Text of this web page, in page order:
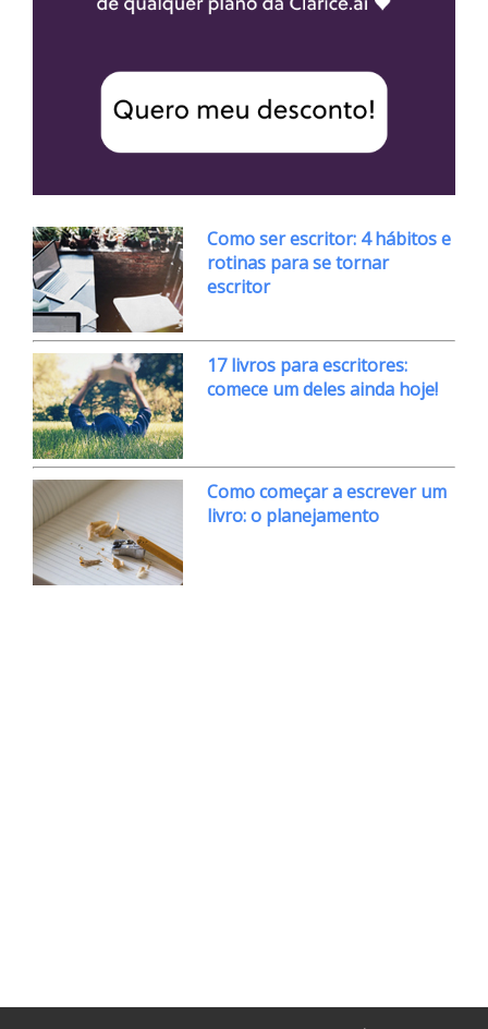
Como ser escritor: 4 hábitos e
rotinas para se tornar
escritor
17 livros para escritores:
comece um deles ainda hoje!
Como começar a escrever um
livro: o planejamento